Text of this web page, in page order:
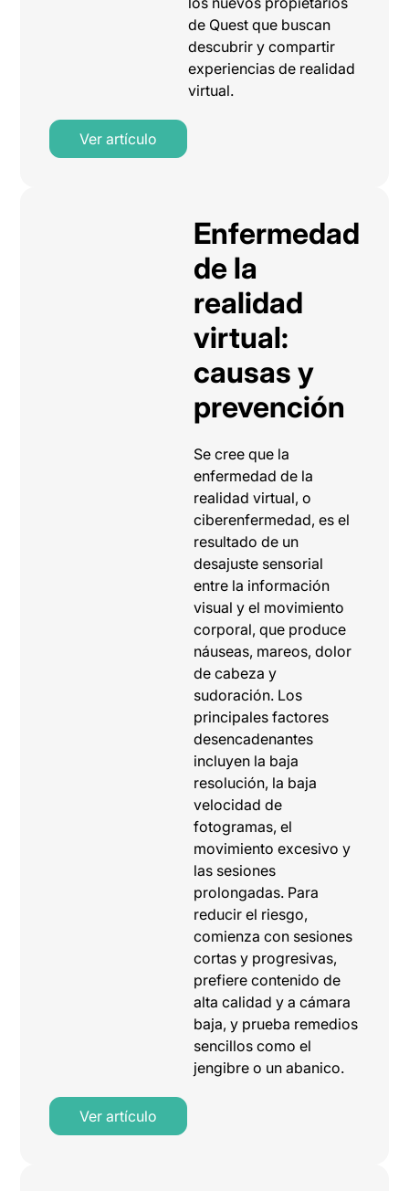
de Quest que buscan
descubrir y compartir
experiencias de realidad
virtual.
Ver artículo
Enfermedad
de la
realidad
virtual:
causas y
prevención
Se cree que la
enfermedad de la
realidad virtual, o
ciberenfermedad, es el
resultado de un
desajuste sensorial
entre la información
visual y el movimiento
corporal, que produce
náuseas, mareos, dolor
de cabeza y
sudoración. Los
principales factores
desencadenantes
incluyen la baja
resolución, la baja
velocidad de
fotogramas, el
movimiento excesivo y
las sesiones
prolongadas. Para
reducir el riesgo,
comienza con sesiones
cortas y progresivas,
prefiere contenido de
alta calidad y a cámara
baja, y prueba remedios
sencillos como el
jengibre o un abanico.
Ver artículo